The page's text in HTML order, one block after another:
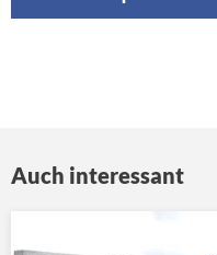
Auch interessant